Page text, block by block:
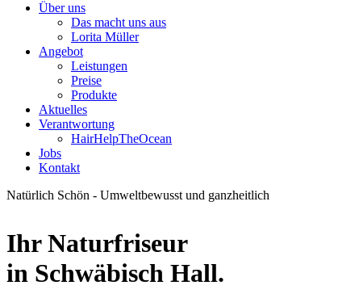
Über uns
Das macht uns aus
Lorita Müller
Angebot
Leistungen
Preise
Produkte
Aktuelles
Verantwortung
HairHelpTheOcean
Jobs
Kontakt
Natürlich Schön - Umweltbewusst und ganzheitlich
Ihr Naturfriseur
in Schwäbisch Hall.